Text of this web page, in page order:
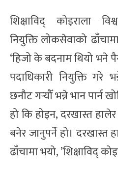
शिक्षाविद् कोइराला
नियुक्ति लोकसेवाको
‘हिजो के बदनाम थियो भने
पदाधिकारी नियुक्ति गरे
छनौट गर्‍यौँ भन्ने भान पार्न
हो कि होइन, दरखास्त
बनेर जानुपर्ने हो। दरखास्त
ढाँचामा भयो, ’शिक्षाविद्